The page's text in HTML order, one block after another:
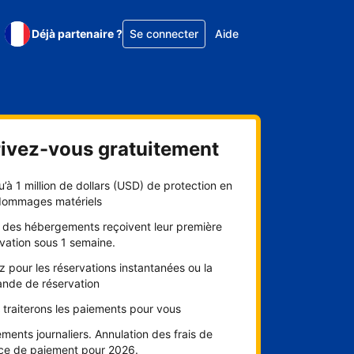
Déjà partenaire ? Se connecter Aide
vous gratuitement
1 million de dollars (USD) de protection en
matériels
des hébergements reçoivent leur première
sous 1 semaine.
pour les réservations instantanées ou la
de réservation
traiterons les paiements pour vous
journaliers. Annulation des frais de
de paiement pour 2026.